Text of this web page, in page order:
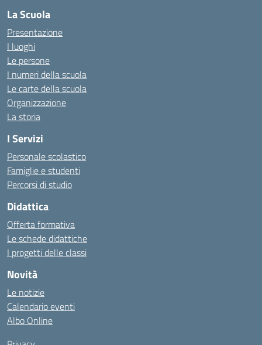
La Scuola
Presentazione
I luoghi
Le persone
I numeri della scuola
Le carte della scuola
Organizzazione
La storia
I Servizi
Personale scolastico
Famiglie e studenti
Percorsi di studio
Didattica
Offerta formativa
Le schede didattiche
I progetti delle classi
Novità
Le notizie
Calendario eventi
Albo Online